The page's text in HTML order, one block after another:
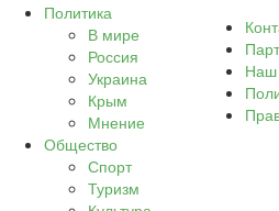
Политика
В мире
Россия
Украина
Крым
Мнение
Общество
Спорт
Туризм
Наш